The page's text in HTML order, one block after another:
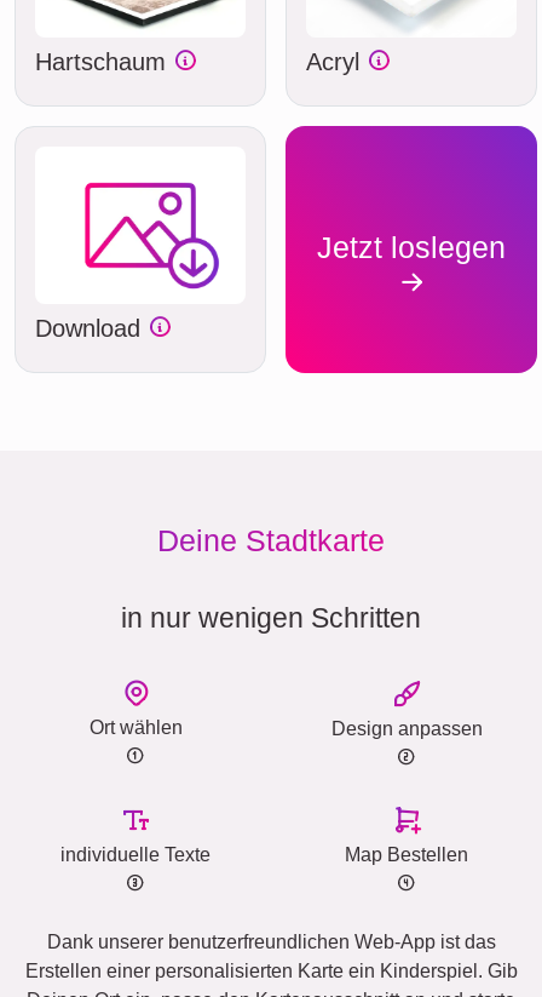
Hartschaum Acryl
Download
Jetzt loslegen
Deine Stadtkarte
in nur wenigen Schritten
Ort wählen Design anpassen
individuelle Texte Map Bestellen
Dank unserer benutzerfreundlichen Web-App ist das
Erstellen einer personalisierten Karte ein Kinderspiel. Gib